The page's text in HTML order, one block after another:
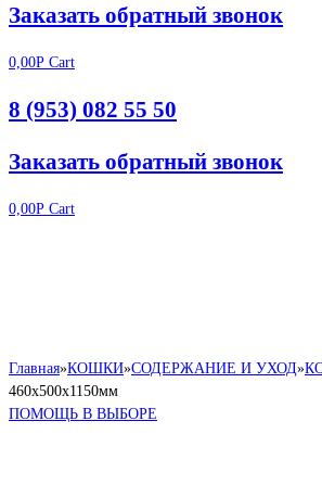
Заказать обратный звонок
0,00Р Cart
8 (953) 082 55 50
Заказать обратный звонок
0,00Р Cart
Главная»КОШКИ»СОДЕРЖАНИЕ И УХОД»
460х500х1150мм
ПОМОЩЬ В ВЫБОРЕ